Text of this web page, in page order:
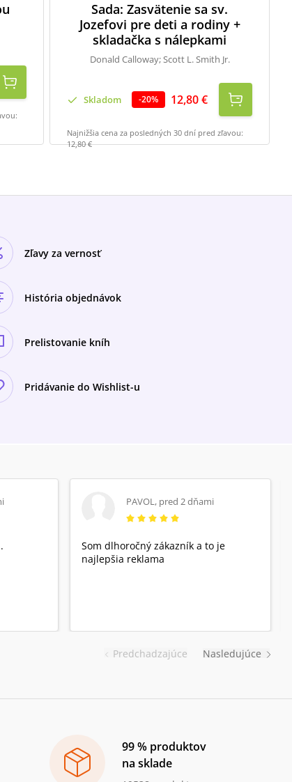
Sada: Zasvätenie sa sv.
Jozefovi pre deti a rodiny +
skladačka s nálepkami
Donald Calloway; Scott L. Smith Jr.
Skladom -20% 12,80 €
Najnižšia cena za posledných 30 dní pred zľavou:
12,80 €
Zľavy za vernosť
História objednávok
Prelistovanie kníh
Pridávanie do Wishlist-u
Predchadzajúce
PAVOL, pred 2 dňami
Som dlhoročný zákazník a to je
najlepšia reklama
Nasledujúce
99 % produktov
na sklade